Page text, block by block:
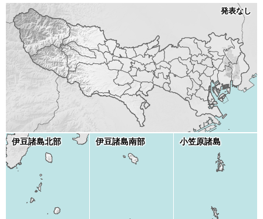
解説
発表なし
伊豆諸島北部 伊豆諸島南部 小笠原諸島